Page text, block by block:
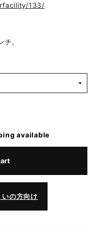
133/
。
available
いの方向け